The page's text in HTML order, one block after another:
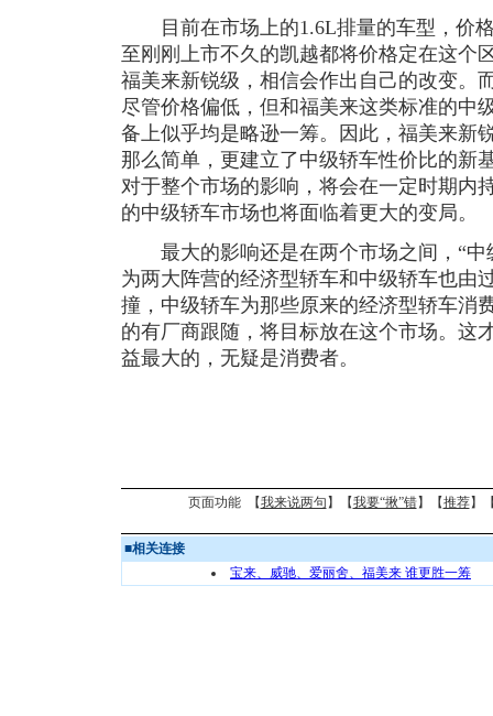
目前在市场上的1.6L排量的车型，价格
至刚刚上市不久的凯越都将价格定在这个
福美来新锐级，相信会作出自己的改变。
尽管价格偏低，但和福美来这类标准的中
备上似乎均是略逊一筹。因此，福美来新
那么简单，更建立了中级轿车性价比的新
对于整个市场的影响，将会在一定时期内
的中级轿车市场也将面临着更大的变局。
最大的影响还是在两个市场之间，“中
为两大阵营的经济型轿车和中级轿车也由
撞，中级轿车为那些原来的经济型轿车消
的有厂商跟随，将目标放在这个市场。这
益最大的，无疑是消费者。
页面功能 【我来说两句 】【我要“揪”错】【推荐】
■相关连接
宝来、威驰、爱丽舍、福美来 谁更胜一筹